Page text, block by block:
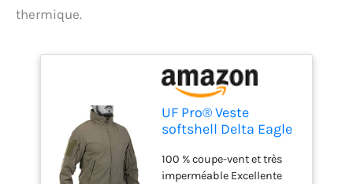
thermique.
UF Pro® Veste
softshell Delta Eagle
100 % coupe-vent et très
imperméable Excellente